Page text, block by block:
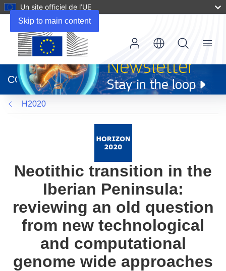
Skip to main content
Un site officiel de l’UE
dans
une
nouvelle
fenêtre)
CORDIS
Menu
H2020
Neotithic transition in the
Iberian Peninsula:
reviewing an old question
from new technological
and computational
genome wide approaches